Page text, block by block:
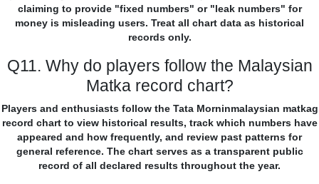
claiming to provide "fixed numbers" or "leak numbers" for
money is misleading users. Treat all chart data as historical
records only.
Q11. Why do players follow the Malaysian
Matka record chart?
Players and enthusiasts follow the Tata Morninmalaysian matkag
record chart to view historical results, track which numbers have
appeared and how frequently, and review past patterns for
general reference. The chart serves as a transparent public
record of all declared results throughout the year.